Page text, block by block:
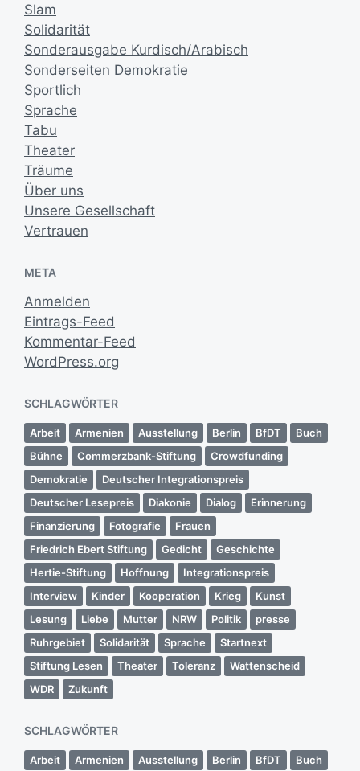
Slam
Solidarität
Sonderausgabe Kurdisch/Arabisch
Sonderseiten Demokratie
Sportlich
Sprache
Tabu
Theater
Träume
Über uns
Unsere Gesellschaft
Vertrauen
META
Anmelden
Eintrags-Feed
Kommentar-Feed
WordPress.org
SCHLAGWÖRTER
Arbeit Armenien Ausstellung Berlin BfDT
Buch
Bühne
Commerzbank-Stiftung
Crowdfunding
Demokratie
Deutscher Integrationspreis
Deutscher Lesepreis
Diakonie Dialog
Erinnerung
Finanzierung
Fotografie
Frauen
Friedrich Ebert Stiftung
Gedicht
Geschichte
Hertie-Stiftung
Hoffnung
Integrationspreis
Interview
Kinder Kooperation Krieg
Kunst
Lesung
Liebe Mutter NRW Politik
presse
Ruhrgebiet
Solidarität Sprache
Startnext
Stiftung Lesen
Theater Toleranz
Wattenscheid
WDR
Zukunft
SCHLAGWÖRTER
Arbeit Armenien Ausstellung Berlin BfDT Buch